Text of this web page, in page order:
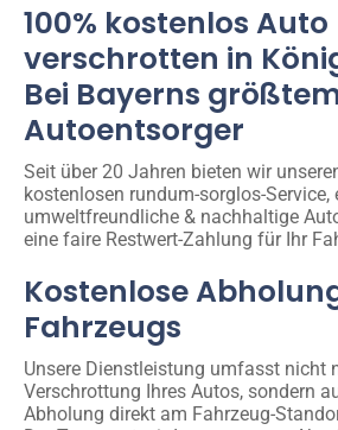
100% kostenlos Auto
verschrotten in
Bei Bayerns
Autoentsorger
Seit über 20 Jahren bieten wir
kostenlosen rundum-sorglos-Service,
umweltfreundliche & nachhaltige
eine faire Restwert-Zahlung für Ihr
Kostenlose
Fahrzeugs
Unsere Dienstleistung umfasst nicht
Verschrottung Ihres Autos, sondern
Abholung direkt am Fahrzeug-